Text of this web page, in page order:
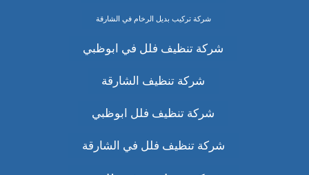
شركة تركيب بديل الرخام في الشارقة
شركة تنظيف فلل في ابوظبي
شركة تنظيف الشارقة
شركة تنظيف فلل ابوظبي
شركة تنظيف فلل في الشارقة